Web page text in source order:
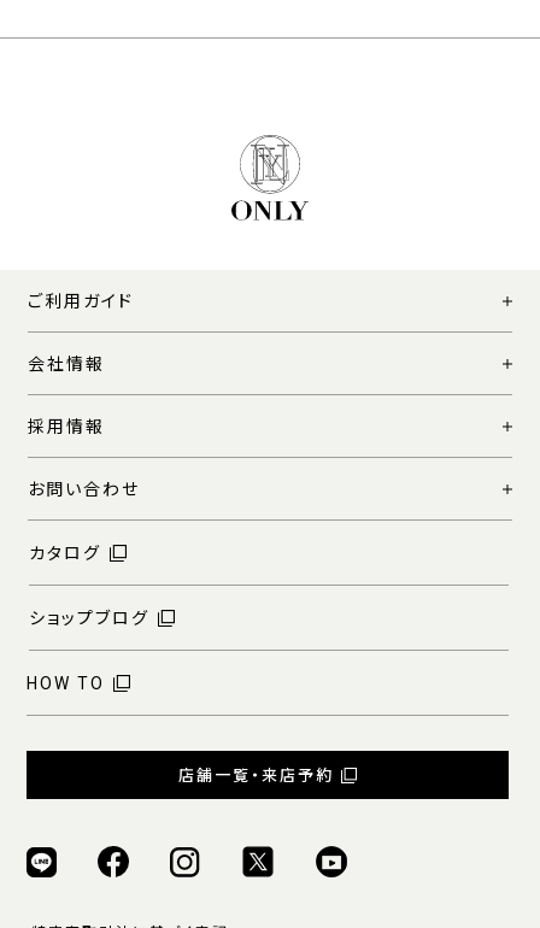
ご利用ガイド
会社情報
採用情報
お問い合わせ
カタログ
ショップブログ
HOW TO
店舗一覧・来店予約